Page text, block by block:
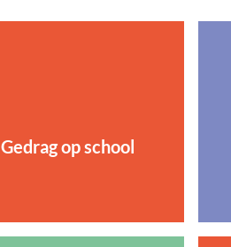
Gedrag op school